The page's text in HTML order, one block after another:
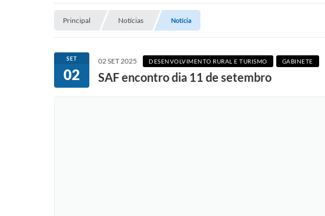
Principal Notícias Notícia
SET
02
02 SET 2025 DESENVOLVIMENTO RURAL E TURISMO GABINETE
SAF encontro dia 11 de setembro